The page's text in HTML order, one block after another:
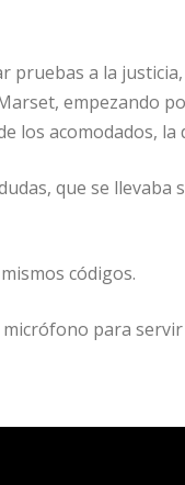
a la
empezando
los acomodados, la
que se
códigos.
para